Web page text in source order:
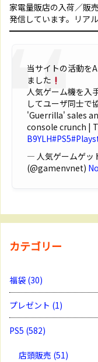
家電量販店の入荷／販
発信しています。リア
当サイトの活動を
ました
人気ゲーム機を入
してユーザ同士で
'Guerrilla' sales
console crunch |
B9YLH#PS5
— 人気ゲームゲッ
(@gamenvnet)
カテゴリー
福袋 (30)
プレゼント (1)
PS5 (582)
店頭販売 (51)